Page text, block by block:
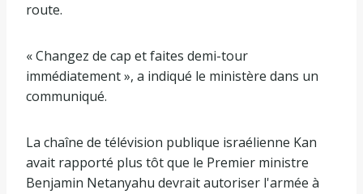
route.
« Changez de cap et faites demi-tour
immédiatement », a indiqué le ministère dans un
communiqué.
La chaîne de télévision publique israélienne Kan
avait rapporté plus tôt que le Premier ministre
Benjamin Netanyahu devrait autoriser l'armée à